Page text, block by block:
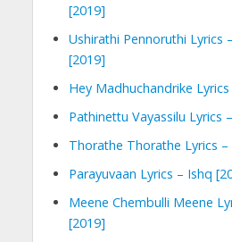
[2019]
Ushirathi Pennoruthi Lyrics
[2019]
Hey Madhuchandrike
Pathinettu Vayassilu Lyrics
Thorathe Thorathe Lyrics
Parayuvaan Lyrics – Ishq
Meene Chembulli Meene
[2019]